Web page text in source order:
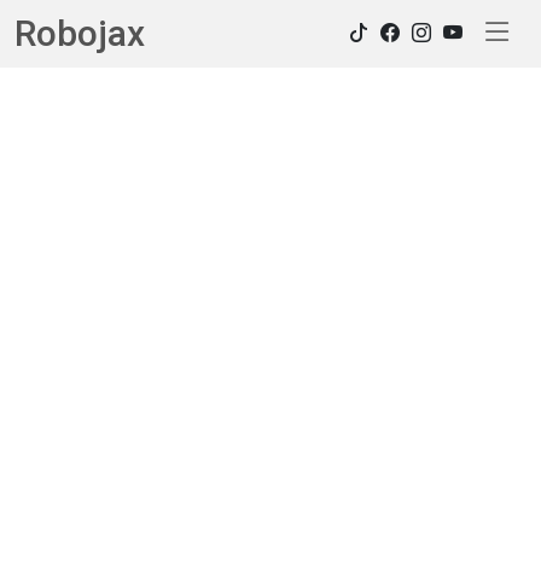
Robojax